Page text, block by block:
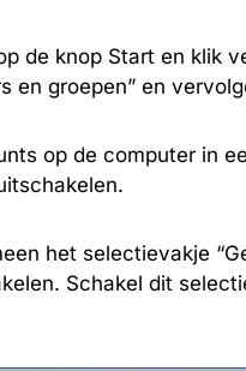
de knop Start en klik
en groepen” en
op de computer in
het selectievakje
Schakel dit